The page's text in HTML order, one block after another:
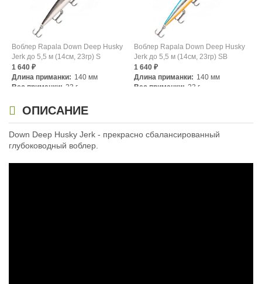
Воблер Rapala Down Deep Husky
Jerk до 5,5 м (14см, 23гр) S
1 640 ₽
Длина приманки: 140 мм
Вес приманки: 23 г
Номер крючка:4
Нет в наличии
Воблер Rapala Down Deep Husky
Jerk до 5,5 м (14см, 23гр) SB
1 640 ₽
Длина приманки: 140 мм
Вес приманки: 23 г
ОПИСАНИЕ
Down Deep Husky Jerk - прекрасно сбалансированный
глубоководный воблер.